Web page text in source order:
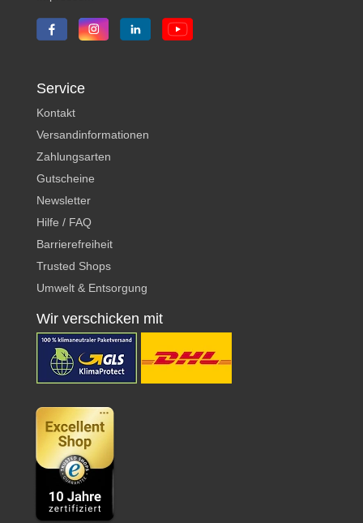
Service
Kontakt
Versandinformationen
Zahlungsarten
Gutscheine
Newsletter
Hilfe / FAQ
Barrierefreiheit
Trusted Shops
Umwelt & Entsorgung
Wir verschicken mit